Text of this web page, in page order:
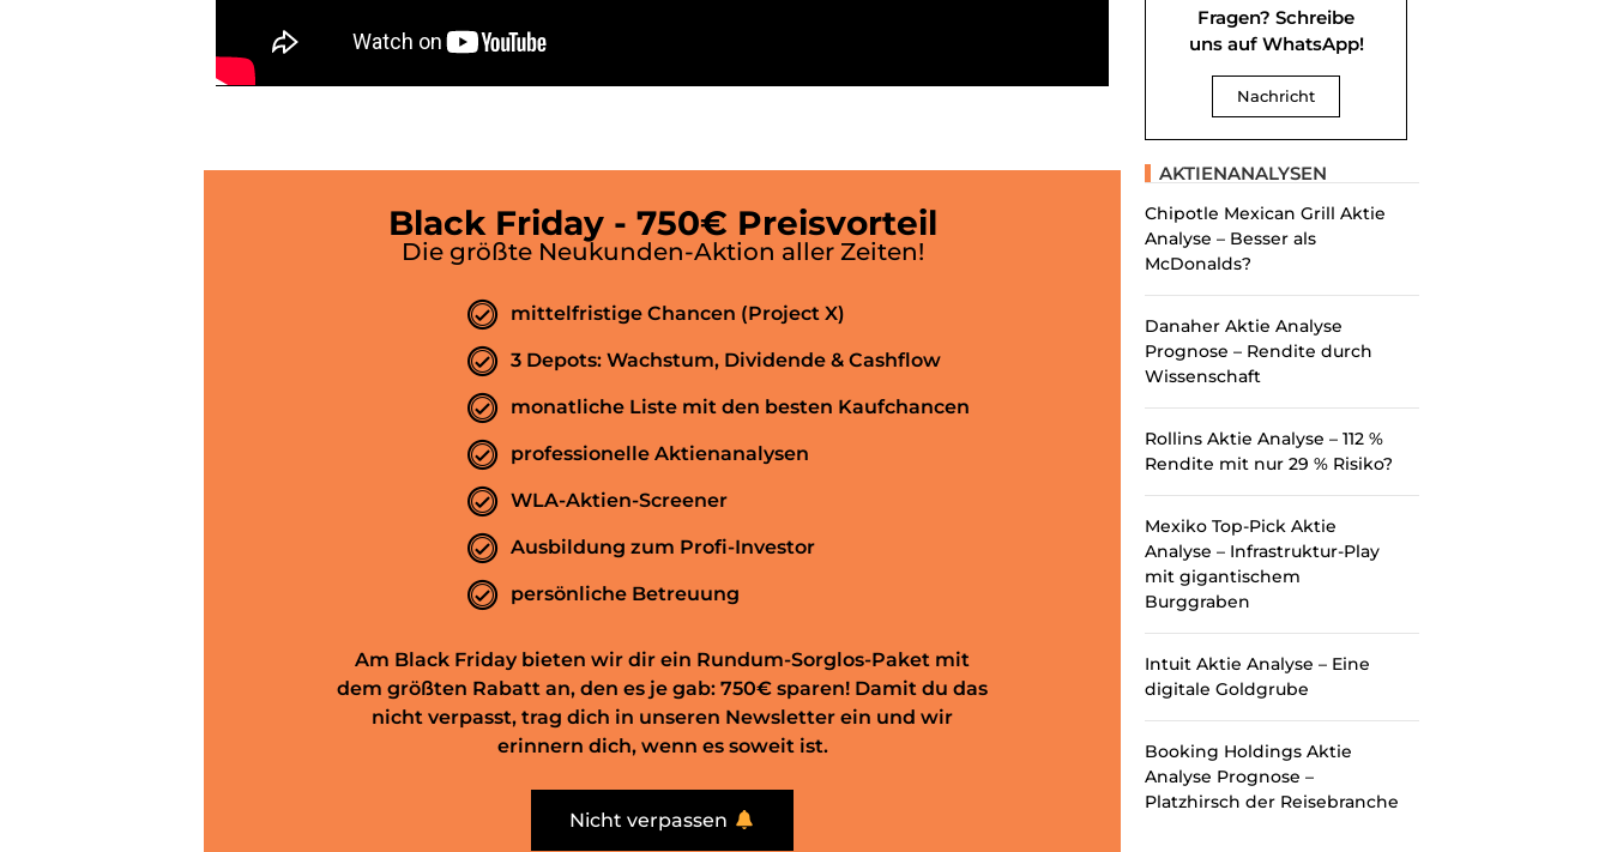
Black Friday - 750€ Preisvorteil
Die größte Neukunden-Aktion aller Zeiten!
mittelfristige Chancen (Project X)
3 Depots: Wachstum, Dividende & Cashflow
monatliche Liste mit den besten Kaufchancen
professionelle Aktienanalysen
WLA-Aktien-Screener
Ausbildung zum Profi-Investor
persönliche Betreuung
Am Black Friday bieten wir dir ein Rundum-Sorglos-Paket mit
dem größten Rabatt an, den es je gab: 750€ sparen! Damit du das
nicht verpasst, trag dich in unseren Newsletter ein und wir
erinnern dich, wenn es soweit ist.
Nicht verpassen
Fragen? Schreibe
uns auf WhatsApp!
Nachricht
AKTIENANALYSEN
Chipotle Mexican Grill Aktie
Analyse – Besser als
McDonalds?
Danaher Aktie Analyse
Prognose – Rendite durch
Wissenschaft
Rollins Aktie Analyse – 112 %
Rendite mit nur 29 % Risiko?
Mexiko Top-Pick Aktie
Analyse – Infrastruktur-Play
mit gigantischem
Burggraben
Intuit Aktie Analyse – Eine
digitale Goldgrube
Booking Holdings Aktie
Analyse Prognose –
Platzhirsch der Reisebranche